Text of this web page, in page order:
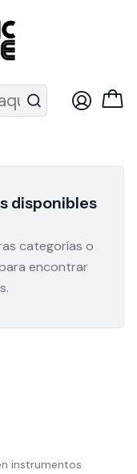
en el MUT
& MAHORI
MAHORI
disponibles
categorías o
encontrar
instrumentos